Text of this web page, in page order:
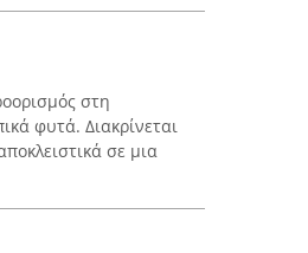
στη
φυτά. Διακρίνεται
σε μια